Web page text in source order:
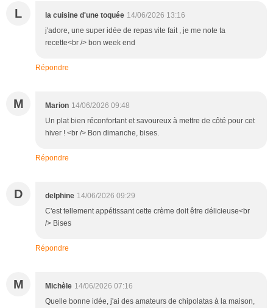
L la cuisine d'une toquée 14/06/2026 13:16
j'adore, une super idée de repas vite fait , je me note ta
recette<br /> bon week end
Répondre
M Marion 14/06/2026 09:48
Un plat bien réconfortant et savoureux à mettre de côté pour cet
hiver ! <br /> Bon dimanche, bises.
Répondre
D delphine 14/06/2026 09:29
C'est tellement appétissant cette crème doit être délicieuse<br
/> Bises
Répondre
M Michèle 14/06/2026 07:16
Quelle bonne idée, j'ai des amateurs de chipolatas à la maison,